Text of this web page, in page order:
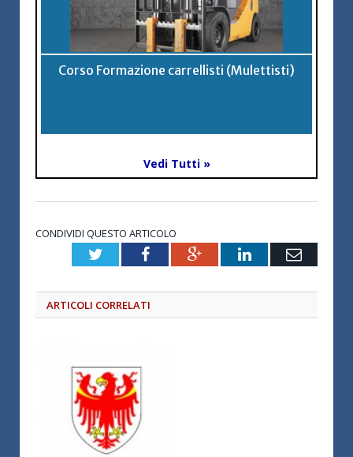
Corso Formazione carrellisti (Mulettisti)
Vedi Tutti »
CONDIVIDI QUESTO ARTICOLO
TwitterFacebookGoogle+LinkedInEmail
ARTICOLI CORRELATI